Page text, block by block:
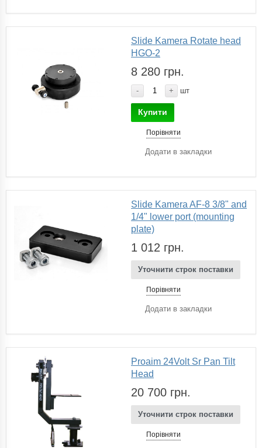
Slide Kamera Rotate head
HGO-2
8 280 грн.
- + шт
Купити
Порівняти
Додати в закладки
Slide Kamera AF-8 3/8" and
1/4" lower port (mounting
plate)
1 012 грн.
Уточнити строк поставки
Порівняти
Додати в закладки
Proaim 24Volt Sr Pan Tilt
Head
20 700 грн.
Уточнити строк поставки
Порівняти